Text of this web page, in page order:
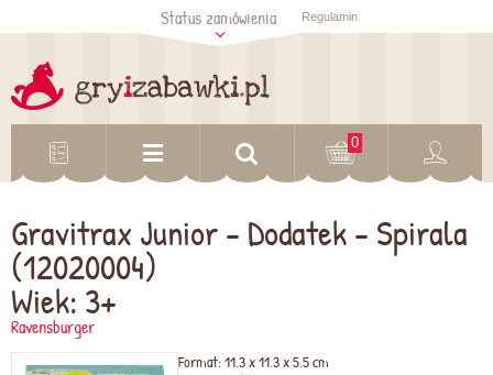
Sprawdź status
zamówienia
Status zamówienia Regulamin
0
Gravitrax Junior - Dodatek - Spirala
(12020004)
Wiek: 3+
Ravensburger
Format:11.3 x 11.3 x 5.5 cm